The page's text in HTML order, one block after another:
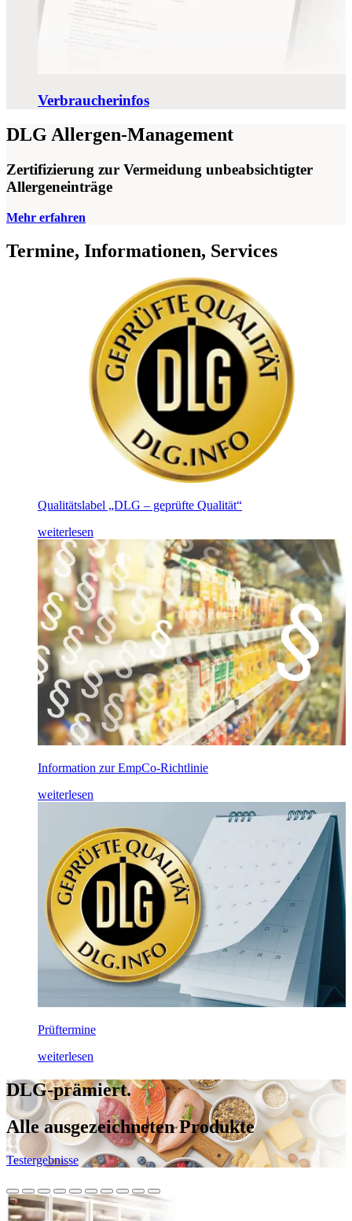
Verbraucherinfos
DLG Allergen-Management
Zertifizierung zur Vermeidung unbeabsichtigter
Allergeneinträge
Mehr erfahren
Termine, Informationen, Services
Qualitätslabel „DLG – geprüfte Qualität“
weiterlesen
Information zur EmpCo-Richtlinie
weiterlesen
Prüftermine
weiterlesen
DLG-prämiert.
Alle ausgezeichneten Produkte
Testergebnisse